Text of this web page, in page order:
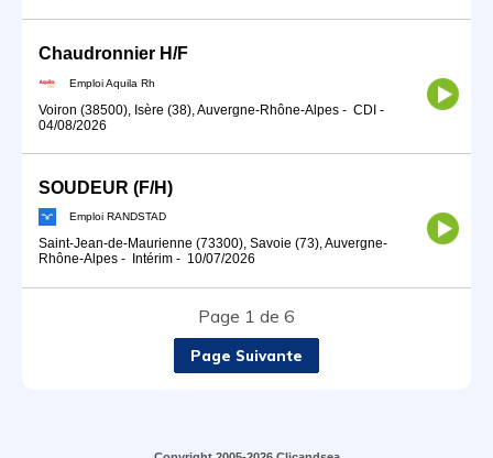
Chaudronnier H/F
Emploi Aquila Rh
Voiron (38500), Isère (38), Auvergne-Rhône-Alpes - CDI -
04/08/2026
SOUDEUR (F/H)
Emploi RANDSTAD
Saint-Jean-de-Maurienne (73300), Savoie (73), Auvergne-
Rhône-Alpes - Intérim - 10/07/2026
Page 1 de 6
Page Suivante